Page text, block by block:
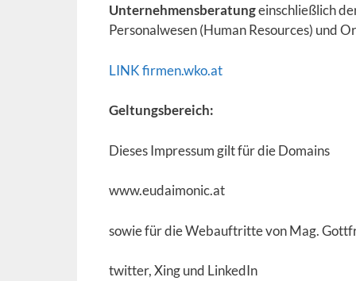
Unternehmensberatungeinschließlich
Personalwesen (Human Resources) und
LINK firmen.wko.at
Geltungsbereich:
Dieses Impressum gilt für die Domains
www.eudaimonic.at
sowie für die Webauftritte von Mag.
twitter, Xing und LinkedIn